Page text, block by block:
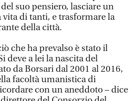
suo pensiero, lasciare un
di tanti, e trasformare la
della città.
che ha prevalso è stato il
deve a lei la nascita del
da Borsari dal 2001 al 2016,
facoltà umanistica di
con un aneddoto – dice